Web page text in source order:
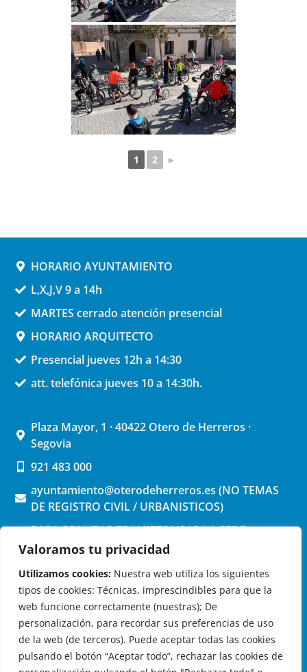
Valoramos tu privacidad
Utilizamos cookies: Nuestra web utiliza los siguientes
tipos de cookies: Técnicas, imprescindibles para que la
web funcione correctamente (nuestras); De
personalización, para recordar sus preferencias de uso
de la web (de terceros). Puede aceptar todas las cookies
pulsando el botón “Aceptar todo”, rechazar las cookies de
1 2 ►
HORARIO AYUNTAMIENTO
L,X,J,V 9 a 14h
MARTES cerrado atención presencial
HORARIO ARQUITECTO
Presencial jueves 12h a 14:30
att. telefónica jueves 10 a 14:30h.
Plaza Mayor, 1 · 40422 Otero de Herreros ·
Segovia
921 483 000
ayuntamiento@oterodeherreros.es (NO TEMAS
DE REGISTRO CIVIL / URBANISTICOS)
PARA REALIZAR TRAMITES USAR LA SEDE
ELECTRONICA (pinchar aquí)
OTERO DE HERREROS EN LAS REDES